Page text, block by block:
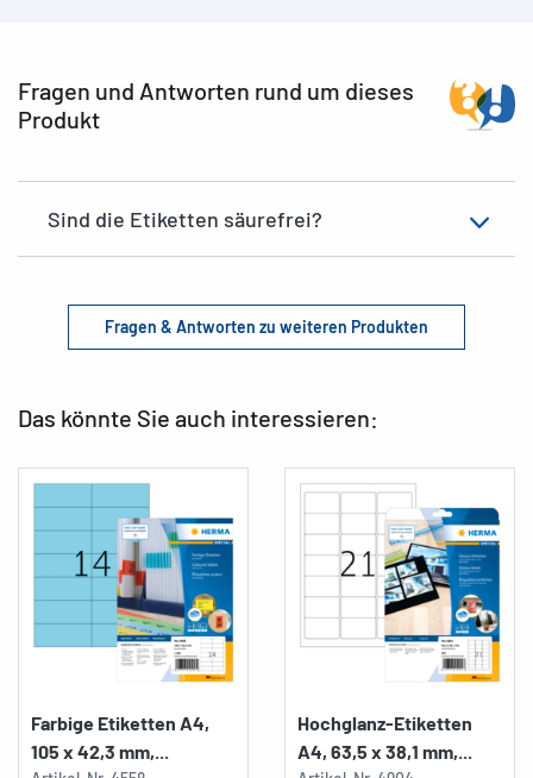
Fragen und Antworten rund um dieses
Produkt
Sind die Etiketten säurefrei?
Fragen & Antworten zu weiteren Produkten
Das könnte Sie auch interessieren:
Farbige Etiketten A4,
105 x 42,3 mm,...
Hochglanz-Etiketten
A4, 63,5 x 38,1 mm,...